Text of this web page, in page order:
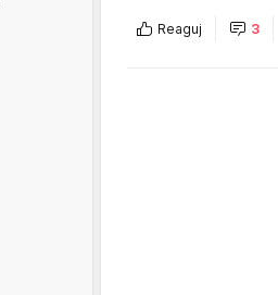
Reaguj 3